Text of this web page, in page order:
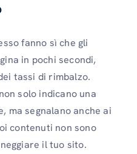
fanno sì che gli
in pochi secondi,
tassi di rimbalzo.
solo indicano una
ma segnalano anche ai
contenuti non sono
il tuo sito.